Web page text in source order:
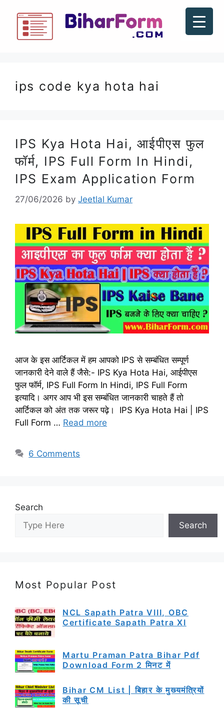
ips code kya hota hai
IPS Kya Hota Hai, आईपीएस फुल
फॉर्म, IPS Full Form In Hindi,
IPS Exam Application Form
27/06/2026 by Jeetlal Kumar
आज के इस आर्टिकल में हम आपको IPS से सम्बंधित सम्पूर्ण
जानकारी देने वाले हैं जैसे:- IPS Kya Hota Hai, आईपीएस
फुल फॉर्म, IPS Full Form In Hindi, IPS Full Form
इत्यादि। अगर आप भी इस सम्बंधित जानकारी चाहते हैं तो
आर्टिकल को अंत तक जरूर पढ़े। IPS Kya Hota Hai | IPS
Full Form … Read more
6 Comments
Search
Search
Most Popular Post
NCL Sapath Patra VIII, OBC
Certificate Sapath Patra XI
Martu Praman Patra Bihar Pdf
Download Form 2 मिनट में
Bihar CM List | बिहार के मुख्यमंत्रियों
की सूची